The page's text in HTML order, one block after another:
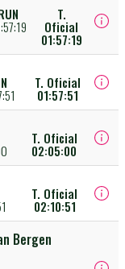
T.
Oficial
01:57:19
T. Oficial
01:57:51
T. Oficial
02:05:00
T. Oficial
02:10:51
Bergen